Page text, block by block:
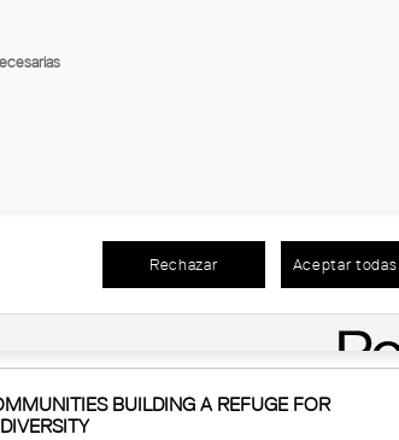
IN VALLADOLID (SPAIN) _
BUILDING A REFUGE FOR
Rechazar Aceptar